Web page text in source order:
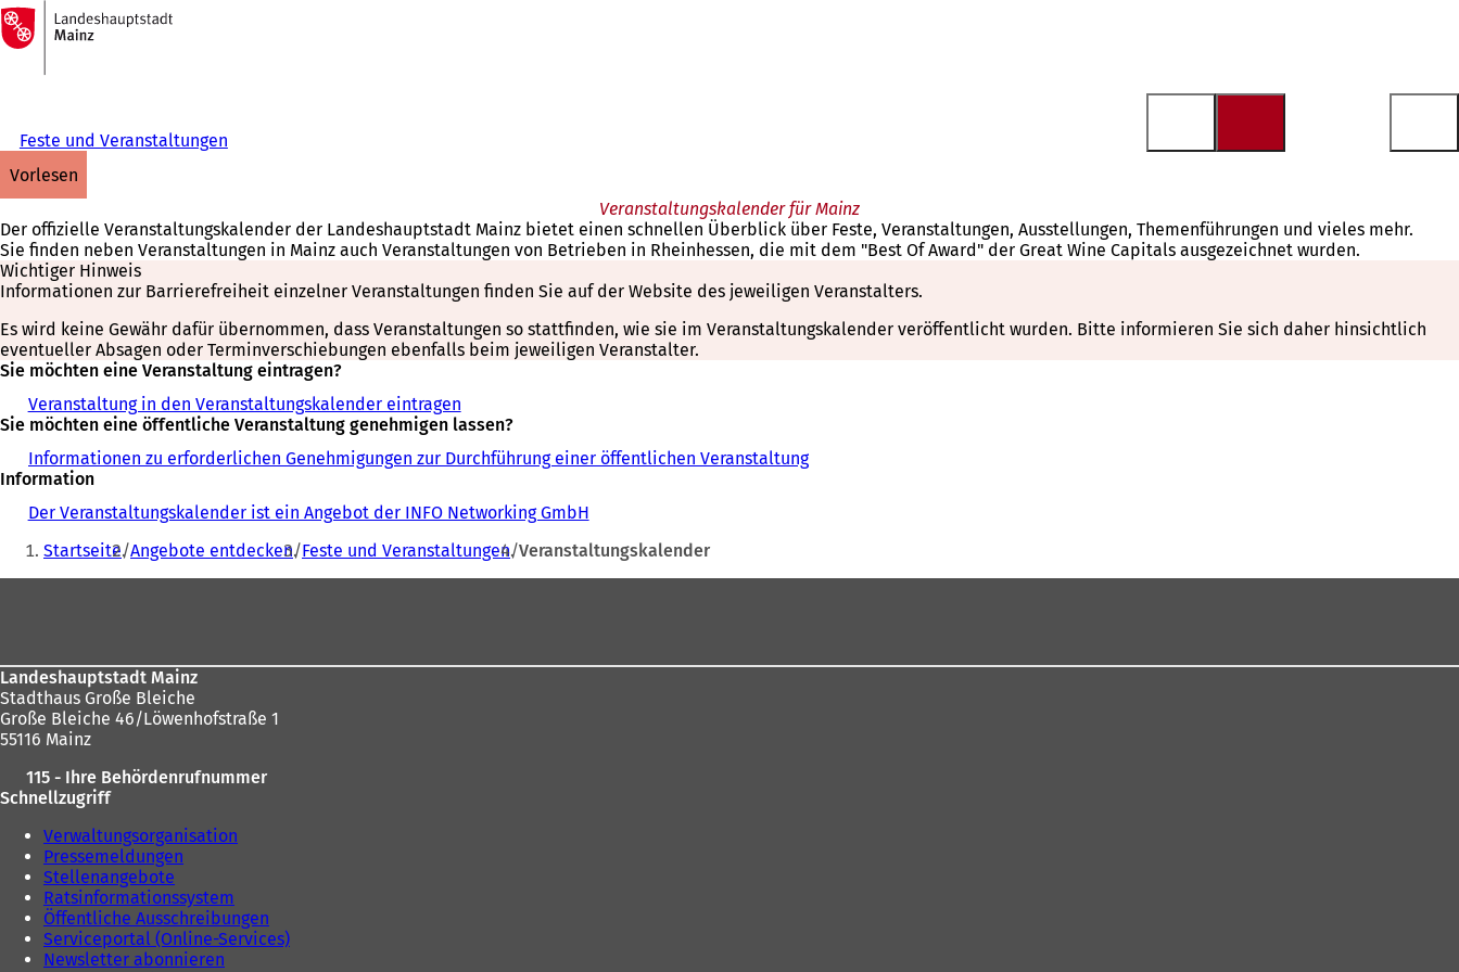
Inhalt anspringen
Zur
Startseite
Feste und Veranstaltungen
vorlesen
Veranstaltungskalender für Mainz
Der offizielle Veranstaltungskalender der Landeshauptstadt Mainz bietet einen schnellen Überblick über Feste, Veranstaltungen, Ausstellungen, Themenführungen und vieles mehr.
Sie finden neben Veranstaltungen in Mainz auch Veranstaltungen von Betrieben in Rheinhessen, die mit dem "Best Of Award" der Great Wine Capitals ausgezeichnet wurden.
Wichtiger Hinweis
Informationen zur Barrierefreiheit einzelner Veranstaltungen finden Sie auf der Website des jeweiligen Veranstalters.
Es wird keine Gewähr dafür übernommen, dass Veranstaltungen so stattfinden, wie sie im Veranstaltungskalender veröffentlicht wurden. Bitte informieren Sie sich daher hinsichtlich
eventueller Absagen oder Terminverschiebungen ebenfalls beim jeweiligen Veranstalter.
Sie möchten eine Veranstaltung eintragen?
Veranstaltung in den Veranstaltungskalender eintragen
Sie möchten eine öffentliche Veranstaltung genehmigen lassen?
Informationen zu erforderlichen Genehmigungen zur Durchführung einer öffentlichen Veranstaltung
Information
Der Veranstaltungskalender ist ein Angebot der INFO Networking GmbH
Sie
befinden
Startseite Angebote entdecken Feste und Veranstaltungen Veranstaltungskalender
Landeshauptstadt Mainz
Stadthaus Große Bleiche
Große Bleiche 46/Löwenhofstraße 1
55116 Mainz
115 - Ihre Behördenrufnummer
Schnellzugriff
Verwaltungsorganisation
Pressemeldungen
Stellenangebote
Ratsinformationssystem
Öffentliche Ausschreibungen
Serviceportal (Online-Services)
Newsletter abonnieren